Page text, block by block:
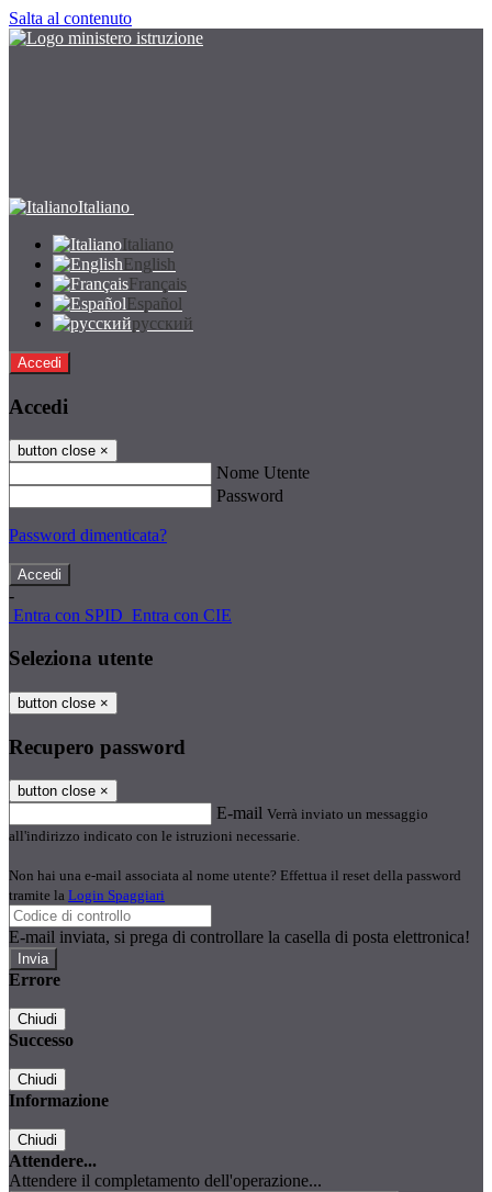
Salta al contenuto
Italiano
Italiano
English
Français
Español
русский
Accedi
Accedi
button close ×
Nome Utente
Password
Password dimenticata?
-
Entra con SPID Entra con CIE
Seleziona utente
button close ×
Recupero password
button close ×
E-mail Verrà inviato un messaggio
all'indirizzo indicato con le istruzioni necessarie.
Non hai una e-mail associata al nome utente? Effettua il reset della password
tramite la Login Spaggiari
E-mail inviata, si prega di controllare la casella di posta elettronica!
Errore
Chiudi
Successo
Chiudi
Informazione
Chiudi
Attendere...
Attendere il completamento dell'operazione...